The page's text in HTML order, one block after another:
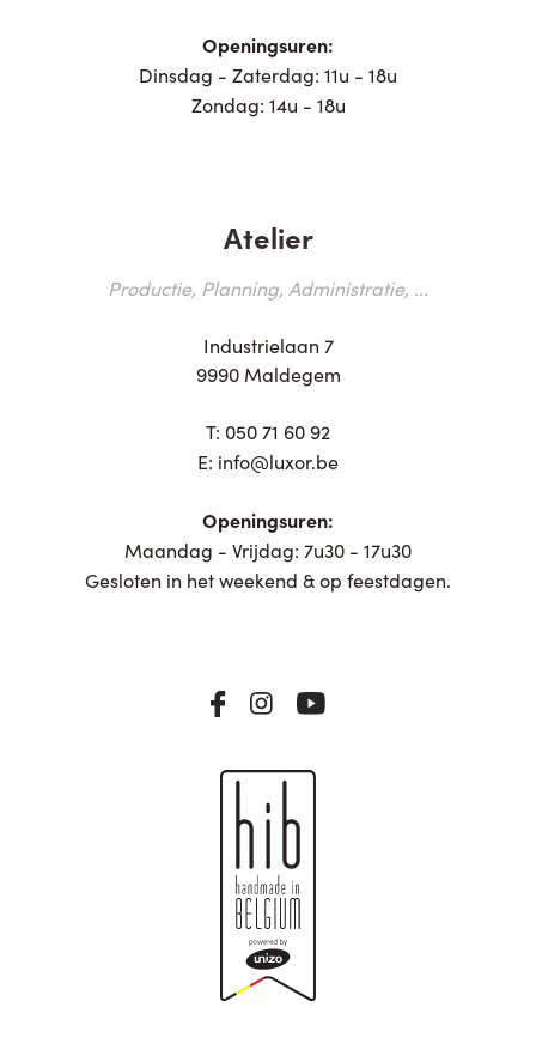
Openingsuren:
Dinsdag - Zaterdag: 11u - 18u
Zondag: 14u - 18u
Atelier
Productie, Planning, Administratie, ...
Industrielaan 7
9990 Maldegem
T: 050 71 60 92
E: info@luxor.be
Openingsuren:
Maandag - Vrijdag: 7u30 - 17u30
Gesloten in het weekend & op feestdagen.